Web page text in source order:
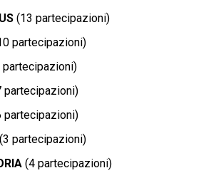
(13 partecipazioni)
partecipazioni)
partecipazioni)
partecipazioni)
partecipazioni)
(3 partecipazioni)
(4 partecipazioni)